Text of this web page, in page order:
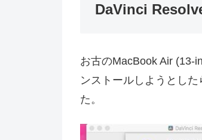
DaVinci
お古のMacBook Air (13-
ンストールしようとし
た。